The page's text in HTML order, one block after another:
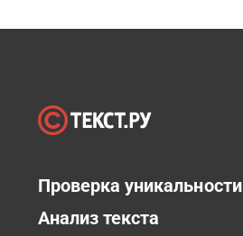
Проверка уникальности
Анализ текста